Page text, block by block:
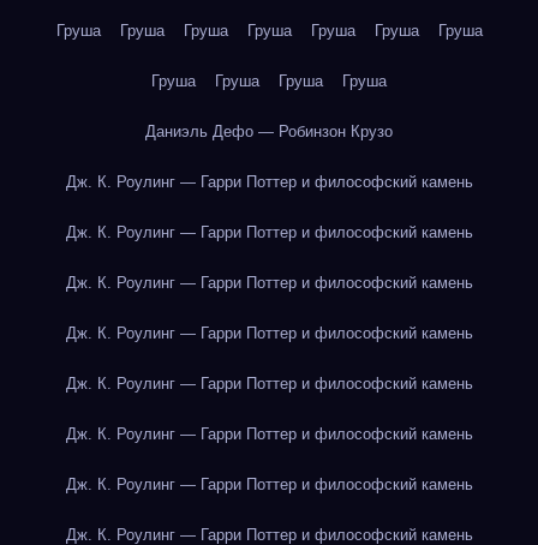
Груша Груша Груша Груша Груша Груша Груша
Груша Груша Груша Груша
Даниэль Дефо — Робинзон Крузо
Дж. К. Роулинг — Гарри Поттер и философский камень
Дж. К. Роулинг — Гарри Поттер и философский камень
Дж. К. Роулинг — Гарри Поттер и философский камень
Дж. К. Роулинг — Гарри Поттер и философский камень
Дж. К. Роулинг — Гарри Поттер и философский камень
Дж. К. Роулинг — Гарри Поттер и философский камень
Дж. К. Роулинг — Гарри Поттер и философский камень
Дж. К. Роулинг — Гарри Поттер и философский камень